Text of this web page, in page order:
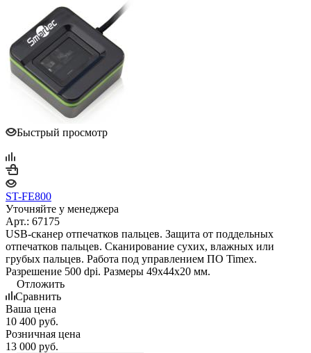
Быстрый просмотр
ST-FE800
Уточняйте у менеджера
Арт.: 67175
USB-сканер отпечатков пальцев. Защита от поддельных
отпечатков пальцев. Сканирование сухих, влажных или
грубых пальцев. Работа под управлением ПО Timex.
Разрешение 500 dpi. Размеры 49х44х20 мм.
Отложить
Сравнить
Ваша цена
10 400 руб.
Розничная цена
13 000 руб.